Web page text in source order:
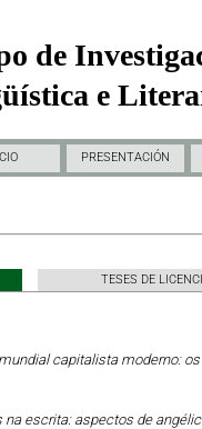
de
e
PRESENTACIÓN
TESES DE
capitalista moderno:
na escrita: aspectos de